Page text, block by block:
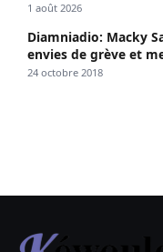
1 août 2026
Diamniadio: Macky
envies de grève et
24 octobre 2018